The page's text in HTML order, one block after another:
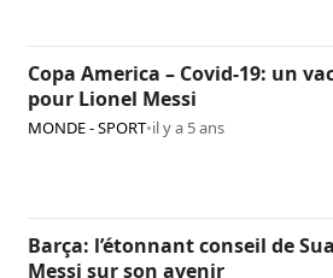
Copa America – Covid-19: un
pour Lionel Messi
MONDE - SPORT•il y a 5 ans
Barça: l’étonnant conseil de
Messi sur son avenir